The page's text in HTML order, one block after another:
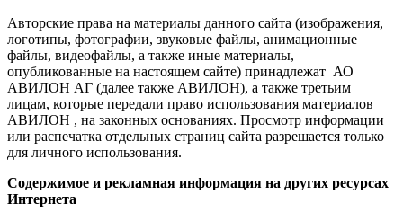
Авторские права на материалы данного сайта (изображения,
логотипы, фотографии, звуковые файлы, анимационные
файлы, видеофайлы, а также иные материалы,
опубликованные на настоящем сайте) принадлежат АО
АВИЛОН АГ (далее также АВИЛОН), а также третьим
лицам, которые передали право использования материалов
АВИЛОН , на законных основаниях. Просмотр информации
или распечатка отдельных страниц сайта разрешается только
для личного использования.
Содержимое и рекламная информация на других ресурсах
Интернета